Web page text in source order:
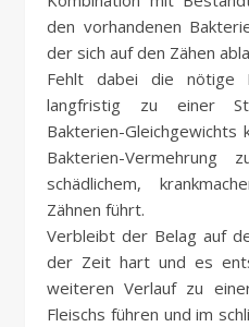
den vorhandenen
der sich auf den Zähen
Fehlt dabei die nötige
langfristig zu einer
Bakterien-Gleichgewichts
Bakterien-
schädlichem,
Zähnen führt.
Verbleibt der Belag auf
der Zeit hart und es
weiteren Verlauf zu
Fleischs führen und im